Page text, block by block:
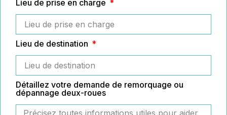
Lieu de prise en charge
Lieu de destination
Détaillez votre demande de remorquage ou
dépannage deux-roues